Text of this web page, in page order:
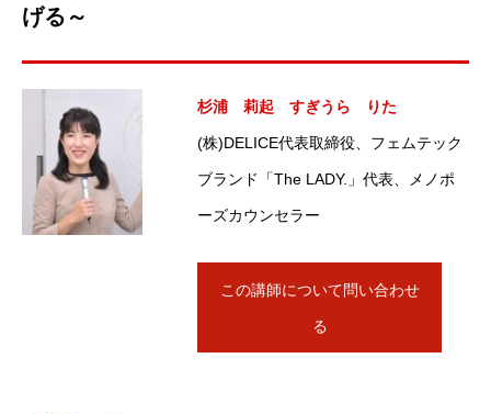
げる～
杉浦 莉起 すぎうら りた
(株)DELICE代表取締役、フェムテック
ブランド「The LADY.」代表、メノポ
ーズカウンセラー
この講師について問い合わせ
る